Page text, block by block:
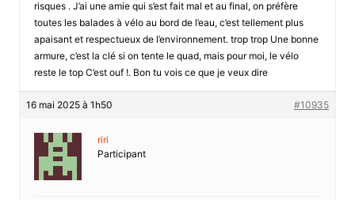
risques . J’ai une amie qui s’est fait mal et au final, on préfère
toutes les balades à vélo au bord de l’eau, c’est tellement plus
apaisant et respectueux de l’environnement. trop trop Une bonne
armure, c’est la clé si on tente le quad, mais pour moi, le vélo
reste le top C’est ouf !. Bon tu vois ce que je veux dire
16 mai 2025 à 1h50 #10935
riri
Participant